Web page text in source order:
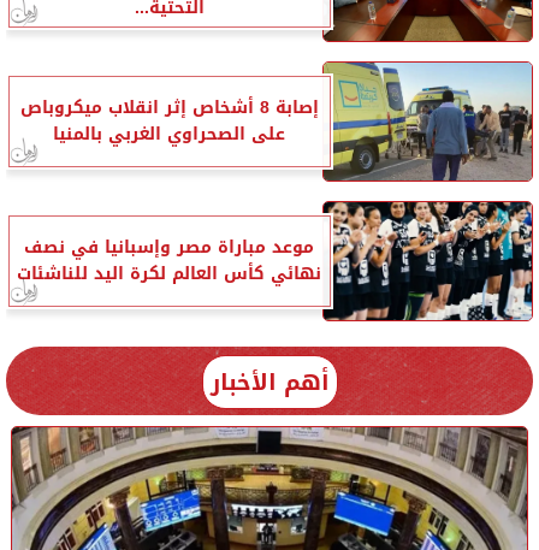
التحتية...
إصابة 8 أشخاص إثر انقلاب ميكروباص
على الصحراوي الغربي بالمنيا
موعد مباراة مصر وإسبانيا في نصف
نهائي كأس العالم لكرة اليد للناشئات
أهم الأخبار